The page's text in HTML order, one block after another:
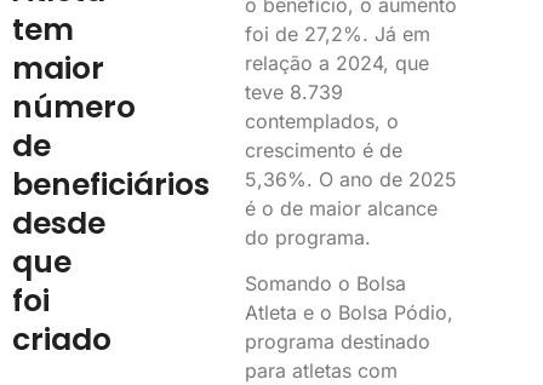
tem
maior
número
de
beneficiários
desde
que
foi
criado
foi de 27,2%. Já em
relação a 2024, que
teve 8.739
contemplados, o
crescimento é de
5,36%. O ano de 2025
é o de maior alcance
do programa.
Somando o Bolsa
Atleta e o Bolsa Pódio,
programa destinado
para atletas com